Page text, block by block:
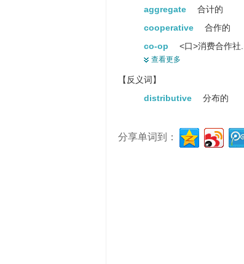
aggregate
合计的
cooperative
合作的
co-op
<口>消费合作社...
massed
kibbutz
compound
化合物
enclave
飞地
查看更多
【反义词】
distributive
分布的
分享单词到：